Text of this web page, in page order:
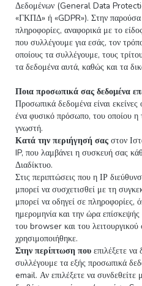
Δεδομένων (General Data
«ΓΚΠΔ» ή «GDPR»). Στην
πληροφορίες, αναφορικά με το
που συλλέγουμε για εσάς, τον
οποίους τα συλλέγουμε, τους
τα δεδομένα αυτά, καθώς και τα
Ποια προσωπικά σας δεδομένα
Προσωπικά δεδομένα είναι
ένα φυσικό πρόσωπο, του οποίου η
γνωστή.
Κατά την περιήγησή σας στον
IP, που λαμβάνει η συσκευή σας
Διαδίκτυο.
Στις περιπτώσεις που η ΙΡ
μπορεί να συσχετισθεί με τη
μπορεί να οδηγεί σε πληροφορίες,
ημερομηνία και την ώρα
του browser και του
χρησιμοποιήθηκε.
Στην περίπτωση που επιλέξετε
συλλέγουμε τα εξής προσωπικά
email. Αν επιλέξετε να συνδεθείτε